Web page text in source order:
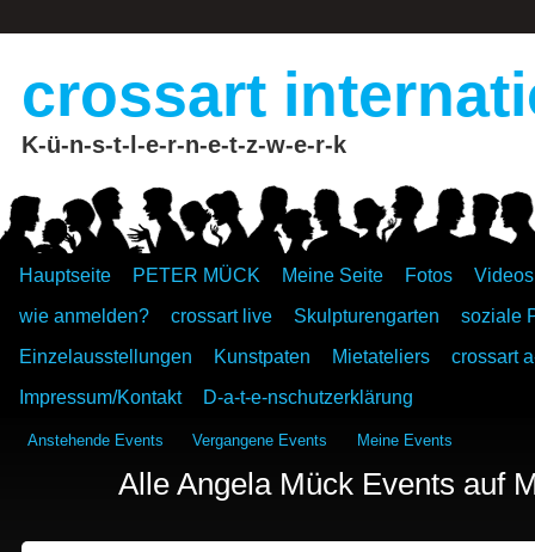
crossart
K-ü-n-s-t-l-e-r-n-e-t-z-w-e-r-k
Hauptseite PETER MÜCK Meine Seite Fotos
Videos
wie anmelden?
crossart live Skulpturengarten
soziale
Einzelausstellungen
Kunstpaten Mietateliers
crossart
Impressum/Kontakt
D-a-t-e-nschutzerklärung
Anstehende Events Vergangene Events Meine Events
Alle Angela Mück Events auf